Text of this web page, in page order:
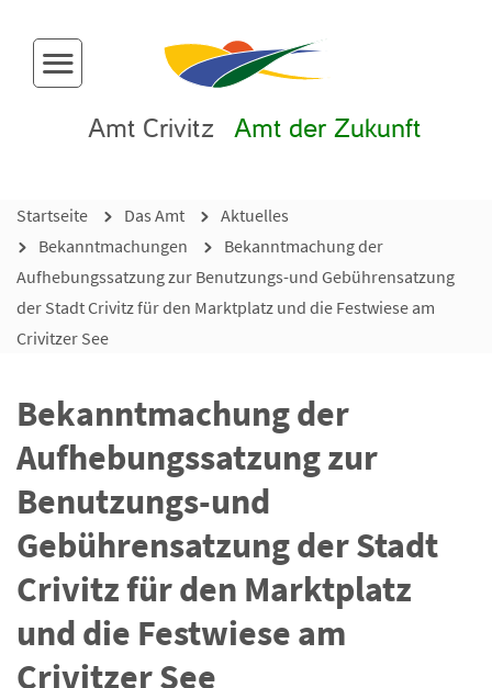
Menü-Button
Amt Crivitz Amt der Zukunft
Startseite Das Amt
Aktuelles
Bekanntmachungen
Bekanntmachung der
Aufhebungssatzung zur Benutzungs-und Gebührensatzung
der Stadt Crivitz für den Marktplatz und die Festwiese am
Crivitzer See
Bekanntmachung der
Aufhebungssatzung zur
Benutzungs-und
Gebührensatzung der Stadt
Crivitz für den Marktplatz
und die Festwiese am
Crivitzer See